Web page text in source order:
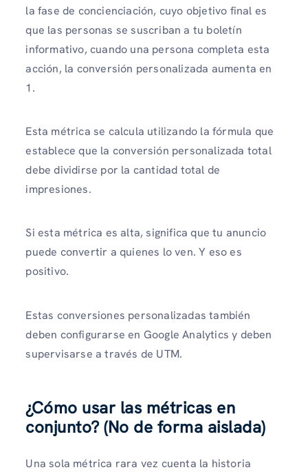
la fase de concienciación, cuyo objetivo final es
que las personas se suscriban a tu boletín
informativo, cuando una persona completa esta
acción, la conversión personalizada aumenta en
1.
Esta métrica se calcula utilizando la fórmula que
establece que la conversión personalizada total
debe dividirse por la cantidad total de
impresiones.
Si esta métrica es alta, significa que tu anuncio
puede convertir a quienes lo ven. Y eso es
positivo.
Estas conversiones personalizadas también
deben configurarse en Google Analytics y deben
supervisarse a través de UTM.
¿Cómo usar las métricas en
conjunto? (No de forma aislada)
Una sola métrica rara vez cuenta la historia